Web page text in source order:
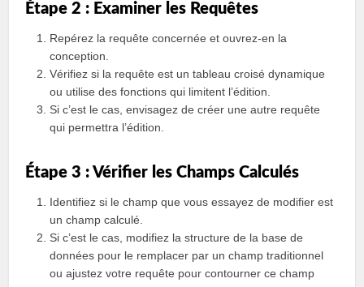
Étape 2 : Examiner les Requêtes
Repérez la requête concernée et ouvrez-en la
conception.
Vérifiez si la requête est un tableau croisé dynamique
ou utilise des fonctions qui limitent l’édition.
Si c’est le cas, envisagez de créer une autre requête
qui permettra l’édition.
Étape 3 : Vérifier les Champs Calculés
Identifiez si le champ que vous essayez de modifier est
un champ calculé.
Si c’est le cas, modifiez la structure de la base de
données pour le remplacer par un champ traditionnel
ou ajustez votre requête pour contourner ce champ